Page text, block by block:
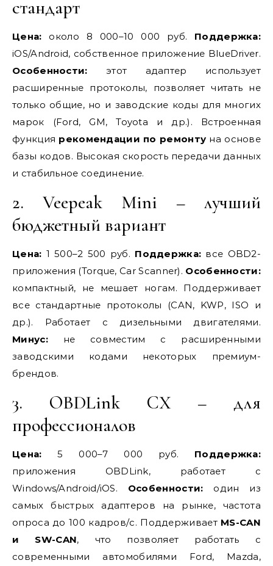
стандарт
Цена: около 8 000–10 000 руб. Поддержка:
iOS/Android, собственное приложение BlueDriver.
Особенности: этот адаптер использует
расширенные протоколы, позволяет читать не
только общие, но и заводские коды для многих
марок (Ford, GM, Toyota и др.). Встроенная
функция рекомендации по ремонту на основе
базы кодов. Высокая скорость передачи данных
и стабильное соединение.
2. Veepeak Mini – лучший
бюджетный вариант
Цена: 1 500–2 500 руб. Поддержка: все OBD2-
приложения (Torque, Car Scanner). Особенности:
компактный, не мешает ногам. Поддерживает
все стандартные протоколы (CAN, KWP, ISO и
др.). Работает с дизельными двигателями.
Минус:не совместим с расширенными
заводскими кодами некоторых премиум-
брендов.
3. OBDLink CX – для
профессионалов
Цена: 5 000–7 000 руб. Поддержка:
приложения OBDLink, работает с
Windows/Android/iOS. Особенности: один из
самых быстрых адаптеров на рынке, частота
опроса до 100 кадров/с. Поддерживает MS-CAN
и SW-CAN, что позволяет работать с
современными автомобилями Ford, Mazda,